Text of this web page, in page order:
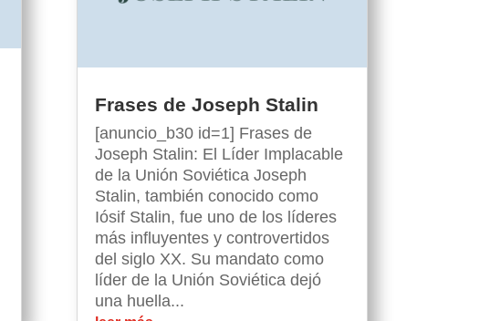
Frases de Joseph Stalin
[anuncio_b30 id=1] Frases de
Joseph Stalin: El Líder Implacable
de la Unión Soviética Joseph
Stalin, también conocido como
Iósif Stalin, fue uno de los líderes
más influyentes y controvertidos
del siglo XX. Su mandato como
líder de la Unión Soviética dejó
una huella...